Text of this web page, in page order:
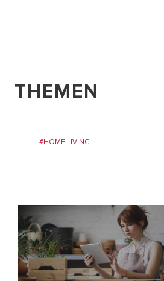
THEMEN
#HOME LIVING